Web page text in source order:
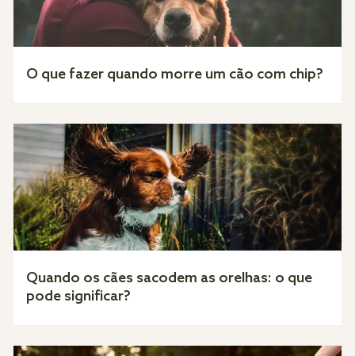
O que fazer quando morre um cão com chip?
Quando os cães sacodem as orelhas: o que
pode significar?